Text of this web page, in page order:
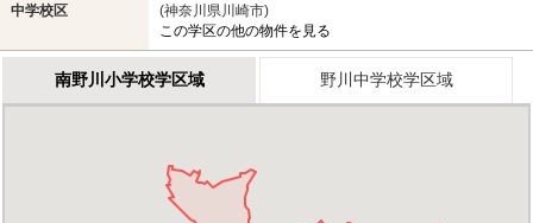
中学校区
(神奈川県川崎市)
この学区の他の物件を見る
南野川小学校学区域 野川中学校学区域